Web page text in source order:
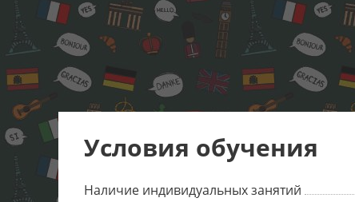
Условия обучения
Наличие индивидуальных занятий